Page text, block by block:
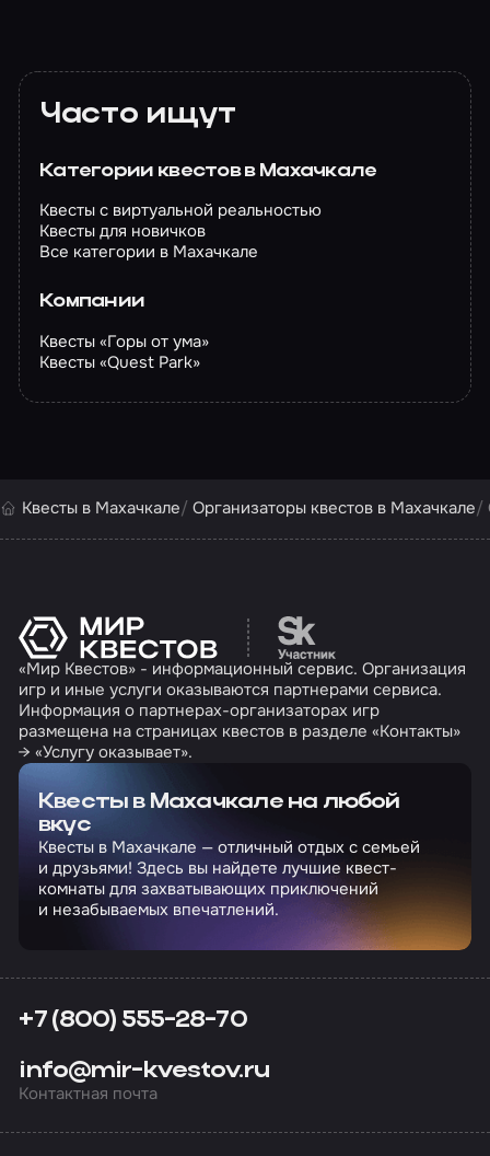
Часто ищут
Категории квестов в Махачкале
Квесты с виртуальной реальностью
Квесты для новичков
Все категории в Махачкале
Компании
Квесты «Горы от ума»
Квесты «Quest Park»
Квесты в Махачкале Организаторы квестов в Махачкале
Перейти на сайт
«Мир Квестов» - информационный сервис. Организация
игр и иные услуги оказываются партнерами сервиса.
Информация о партнерах-организаторах игр
размещена на страницах квестов в разделе «Контакты»
→ «Услугу оказывает».
Квесты в Махачкале на любой
вкус
Квесты в Махачкале — отличный отдых с семьей
и друзьями! Здесь вы найдете лучшие квест-
комнаты для захватывающих приключений
и незабываемых впечатлений.
+7 (800) 555-28-70
info@mir-kvestov.ru
Контактная почта